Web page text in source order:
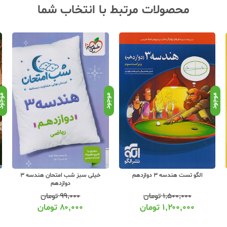
محصولات مرتبط با انتخاب شما
موجود
۹۹,۰۰۰تومان
۸۰,۰۰۰تومان
موجود
کتاب درسی هندسه 3 دوازدهم مدرسه
۲۵۰,۰۰۰تومان
۱۹۷,۰۰۰ تومان
موجود